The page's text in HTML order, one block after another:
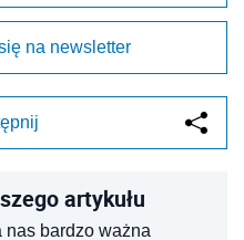
na newsletter
artykułu
bardzo ważna